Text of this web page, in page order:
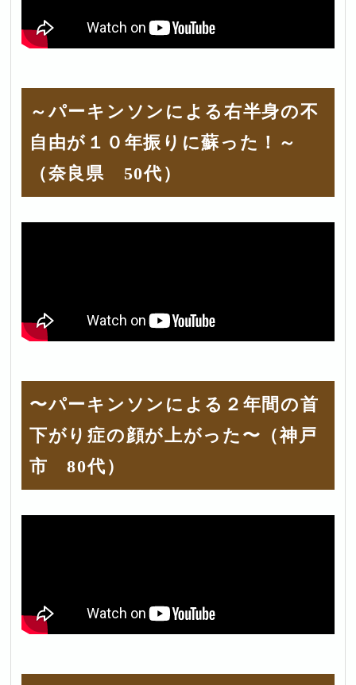
～パーキンソンによる右半身の不
自由が１０年振りに蘇った！～
（奈良県 50代）
〜パーキンソンによる２年間の首
下がり症の顔が上がった〜（神戸
市 80代）